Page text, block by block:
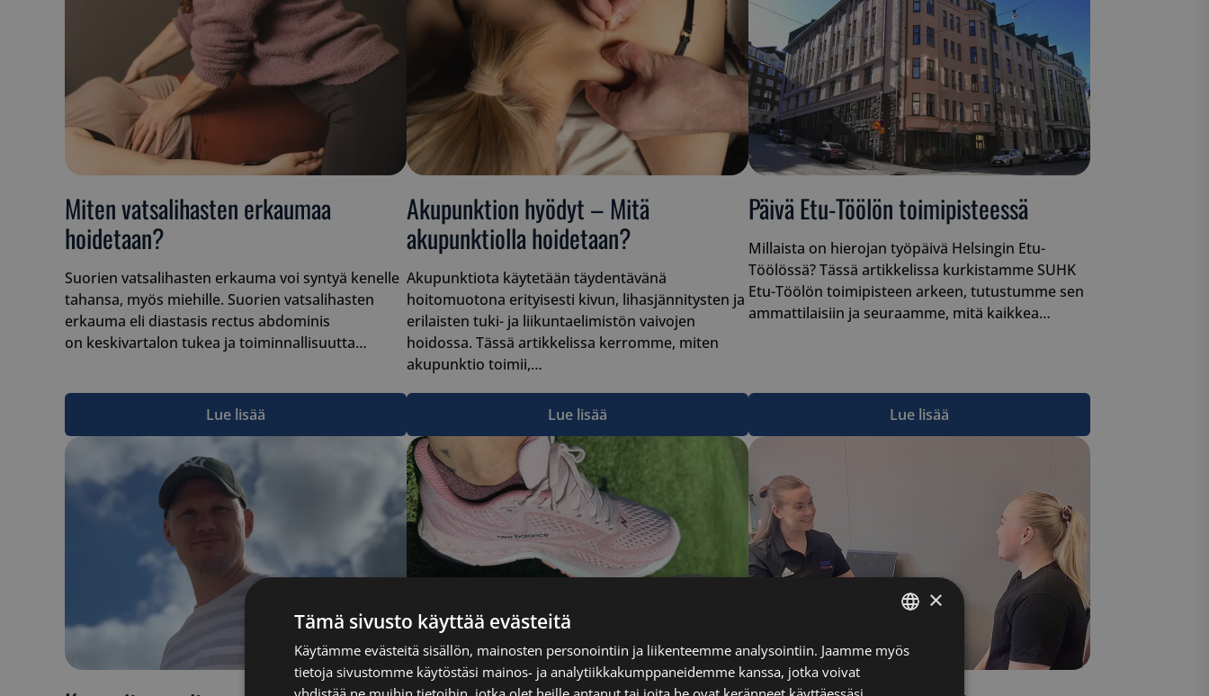
Miten vatsalihasten erkaumaa
hoidetaan?
Suorien vatsalihasten erkauma voi syntyä kenelle
tahansa, myös miehille. Suorien vatsalihasten
erkauma eli diastasis rectus abdominis
on keskivartalon tukea ja toiminnallisuutta…
Lue lisää
Akupunktion hyödyt – Mitä
akupunktiolla hoidetaan?
Akupunktiota käytetään täydentävänä
hoitomuotona erityisesti kivun, lihasjännitysten ja
erilaisten tuki- ja liikuntaelimistön vaivojen
hoidossa. Tässä artikkelissa kerromme, miten
akupunktio toimii,…
Lue lisää
Päivä Etu-Töölön toimipisteessä
Millaista on hierojan työpäivä Helsingin Etu-
Töölössä? Tässä artikkelissa kurkistamme SUHK
Etu-Töölön toimipisteen arkeen, tutustumme sen
ammattilaisiin ja seuraamme, mitä kaikkea…
Lue lisää
FINNISH
×
Tämä sivusto käyttää evästeitä
Käytämme evästeitä sisällön, mainosten personointiin ja liikenteemme analysointiin. Jaamme myös
tietoja sivustomme käytöstäsi mainos- ja analytiikkakumppaneidemme kanssa, jotka voivat